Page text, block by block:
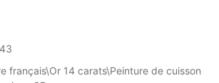
français\Or 14 carats\Peinture de cuisson